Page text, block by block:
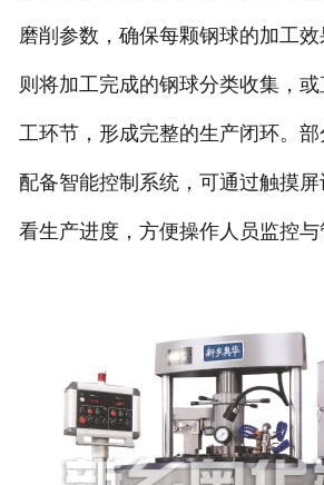
磨削参数，确保每颗钢球的加工
则将加工完成的钢球分类收集，
工环节，形成完整的生产闭环。
配备智能控制系统，可通过触摸
看生产进度，方便操作人员监控与